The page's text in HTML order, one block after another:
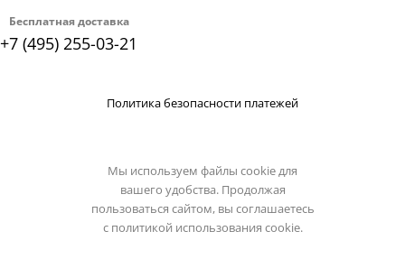
Бесплатная доставка
+7 (495) 255-03-21
Политика безопасности платежей
Мы используем файлы cookie для
вашего удобства. Продолжая
пользоваться сайтом, вы соглашаетесь
с политикой использования cookie.